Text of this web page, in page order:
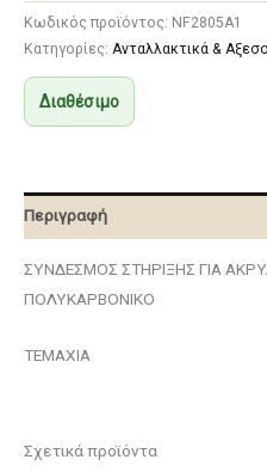
Κωδικός προϊόντος: NF2805A1
Κατηγορίες: Ανταλλακτικά &
Διαθέσιμο
Περιγραφή
ΣΥΝΔΕΣΜΟΣ ΣΤΗΡΙΞΗΣ ΓΙΑ
ΠΟΛΥΚΑΡΒΟΝΙΚΟ
ΤΕΜΑΧΙΑ
Σχετικά προϊόντα